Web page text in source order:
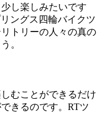
し楽しみたいです
ングス四輪バイクツ
トリーの人々の真の
。
むことができるだけ
きるのです。RTツ